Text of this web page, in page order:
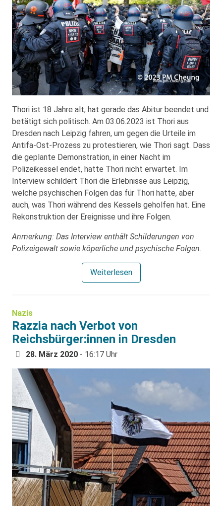
Thori ist 18 Jahre alt, hat gerade das Abitur beendet und
betätigt sich politisch. Am 03.06.2023 ist Thori aus
Dresden nach Leipzig fahren, um gegen die Urteile im
Antifa-Ost-Prozess zu protestieren, wie Thori sagt. Dass
die geplante Demonstration, in einer Nacht im
Polizeikessel endet, hatte Thori nicht erwartet. Im
Interview schildert Thori die Erlebnisse aus Leipzig,
welche psychischen Folgen das für Thori hatte, aber
auch, was Thori während des Kessels geholfen hat. Eine
Rekonstruktion der Ereignisse und ihre Folgen.
Anmerkung: Das Interview enthält Schilderungen von
Polizeigewalt sowie köperliche und psychische Folgen.
Weiterlesen
Nazis
Razzia nach Verbot von
Reichsbürger:innen in Dresden
28. März 2020 - 16:17 Uhr